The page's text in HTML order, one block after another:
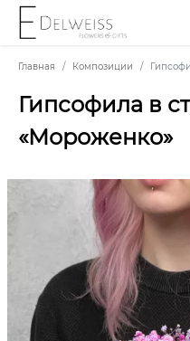
Главная Композиции
Гипсофила в
«Мороженко»